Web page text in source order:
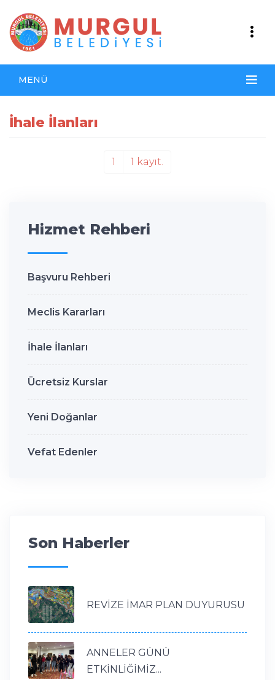
MENÜ
İhale İlanları
1 1 kayıt.
Hizmet Rehberi
Başvuru Rehberi
Meclis Kararları
İhale İlanları
Ücretsiz Kurslar
Yeni Doğanlar
Vefat Edenler
Son Haberler
REVİZE İMAR PLAN DUYURUSU
ANNELER GÜNÜ
ETKİNLİĞİMİZ...